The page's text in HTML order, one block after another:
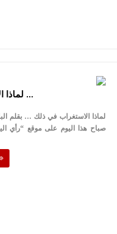
لماذا الاستغراب في ذلك …
لماذا الاستغراب في ذلك … بقلم
صباح هذا اليوم على موقع “رأي